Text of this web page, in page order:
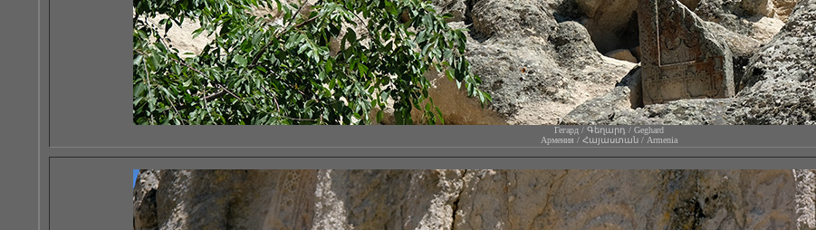
Гегард / Գեղարդ / Geghard
Армения / Հայաստան / Armenia